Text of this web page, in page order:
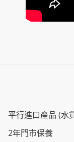
平行進口產品 (水
2年門市保養